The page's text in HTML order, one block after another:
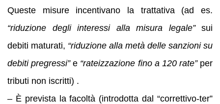
Queste misure incentivano la trattativa (ad es.
“riduzione degli interessi alla misura legale”sui
debiti maturati, “riduzione alla metà delle sanzioni su
debiti pregressi”e “rateizzazione fino a 120 rate”per
tributi non iscritti) .
– È prevista la facoltà (introdotta dal “correttivo-ter”